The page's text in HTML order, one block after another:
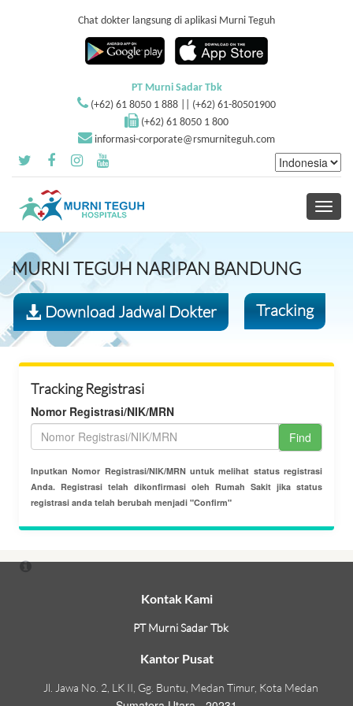
Chat dokter langsung di aplikasi Murni Teguh
PT Murni Sadar Tbk
(+62) 61 8050 1 888 || (+62) 61-80501900
(+62) 61 8050 1 800
informasi-corporate@rsmurniteguh.com
Toggle
MURNI TEGUH NARIPAN BANDUNG
Tracking
Download Jadwal Dokter
Tracking Registrasi
Nomor Registrasi/NIK/MRN
Find
Inputkan Nomor Registrasi/NIK/MRN untuk melihat status registrasi
Anda. Registrasi telah dikonfirmasi oleh Rumah Sakit jika status
registrasi anda telah berubah menjadi "Confirm"
Kontak Kami
PT Murni Sadar Tbk
Kantor Pusat
Jl. Jawa No. 2, LK II, Gg. Buntu, Medan Timur, Kota Medan